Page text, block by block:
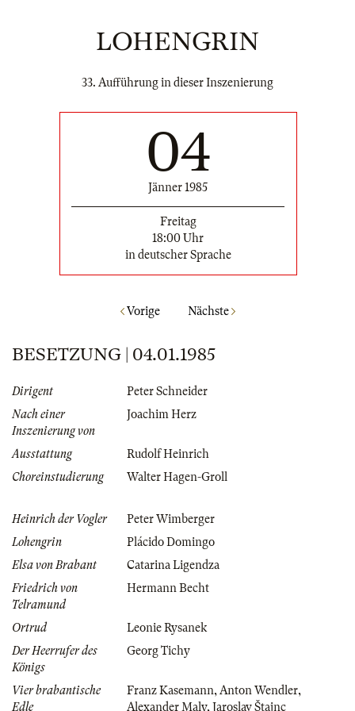
LOHENGRIN
33. Aufführung in dieser Inszenierung
04
Jänner 1985
Freitag
18:00 Uhr
in deutscher Sprache
Vorige Nächste
BESETZUNG | 04.01.1985
Dirigent
Peter Schneider
Nach einer
Inszenierung von
Joachim Herz
Ausstattung
Rudolf Heinrich
Choreinstudierung
Walter Hagen-Groll
Heinrich der Vogler
Peter Wimberger
Lohengrin
Plácido Domingo
Elsa von Brabant
Catarina Ligendza
Friedrich von
Telramund
Hermann Becht
Ortrud
Leonie Rysanek
Der Heerrufer des
Königs
Georg Tichy
Vier brabantische
Edle
Franz Kasemann,Anton Wendler,
Alexander Maly,Jaroslav Štajnc